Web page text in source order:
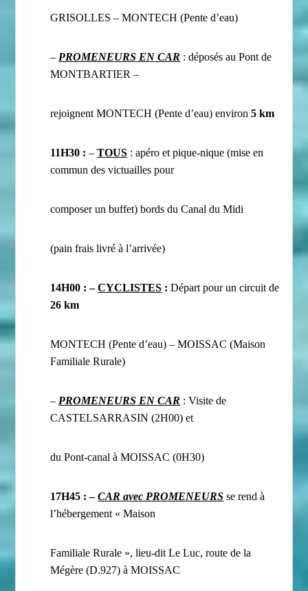
GRISOLLES – MONTECH (Pente d’eau)
– PROMENEURS EN CAR : déposés au Pont de
MONTBARTIER –
rejoignent MONTECH (Pente d’eau) environ5 km
11H30 : –TOUS : apéro et pique-nique (mise en
commun des victuailles pour
composer un buffet) bords du Canal du Midi
(pain frais livré à l’arrivée)
14H00 : –CYCLISTES :Départ pour un circuit de
26 km
MONTECH (Pente d’eau) – MOISSAC (Maison
Familiale Rurale)
– PROMENEURS EN CAR : Visite de
CASTELSARRASIN (2H00) et
du Pont-canal à MOISSAC (0H30)
17H45 : –CAR avec PROMENEURS se rend à
l’hébergement « Maison
Familiale Rurale », lieu-dit Le Luc, route de la
Mégère (D.927) à MOISSAC